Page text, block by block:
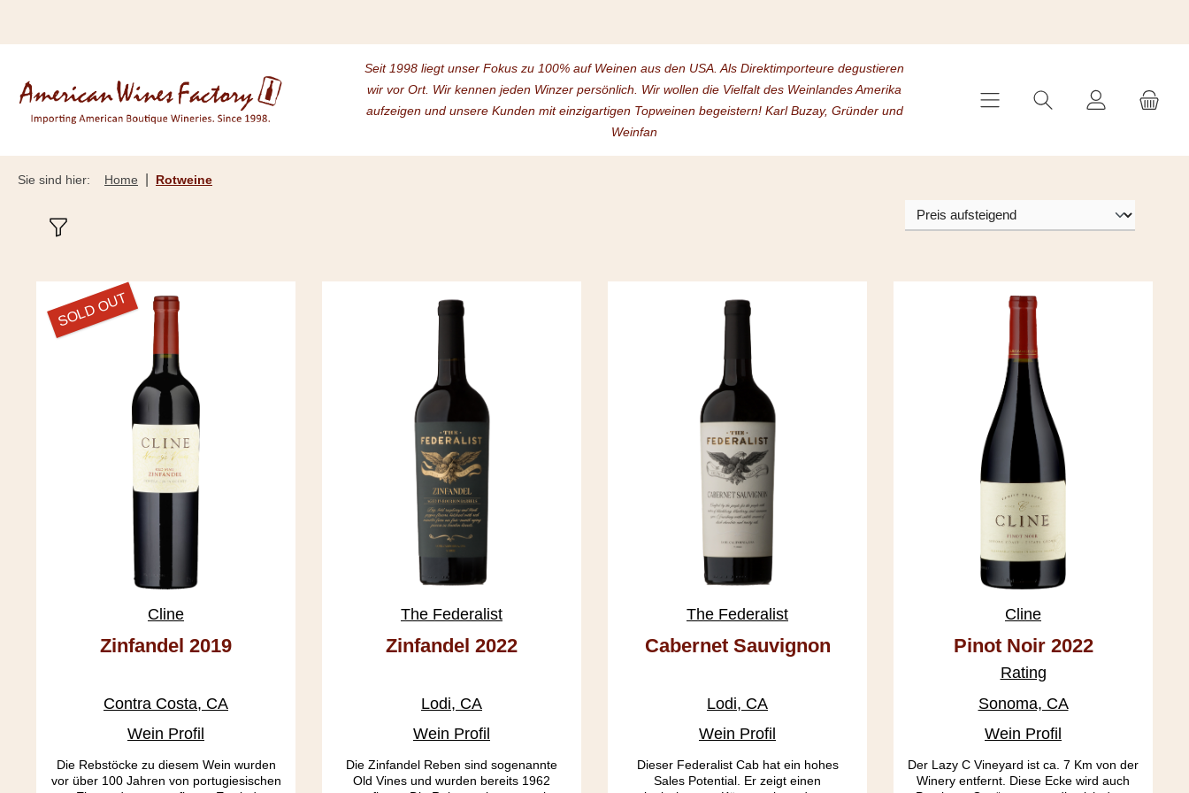
Seit 1998 liegt unser Fokus zu 100% auf Weinen aus den USA. Als Direktimporteure degustieren
wir vor Ort. Wir kennen jeden Winzer persönlich. Wir wollen die Vielfalt des Weinlandes Amerika
aufzeigen und unsere Kunden mit einzigartigen Topweinen begeistern! Karl Buzay, Gründer und
Weinfan
Sie sind hier: Home Rotweine
SOLD OUT
Cline
Zinfandel 2019
Contra Costa, CA
Wein Profil
Die Rebstöcke zu diesem Wein wurden
vor über 100 Jahren von portugiesischen
The Federalist
Zinfandel 2022
Lodi, CA
Wein Profil
Die Zinfandel Reben sind sogenannte
Old Vines und wurden bereits 1962
The Federalist
Cabernet Sauvignon
Lodi, CA
Wein Profil
Dieser Federalist Cab hat ein hohes
Sales Potential. Er zeigt einen
Cline
Pinot Noir 2022
Rating
Sonoma, CA
Wein Profil
Der Lazy C Vineyard ist ca. 7 Km von der
Winery entfernt. Diese Ecke wird auch